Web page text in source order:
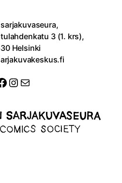
3 (1. krs),
Helsinki
Instagram
Sähköposti